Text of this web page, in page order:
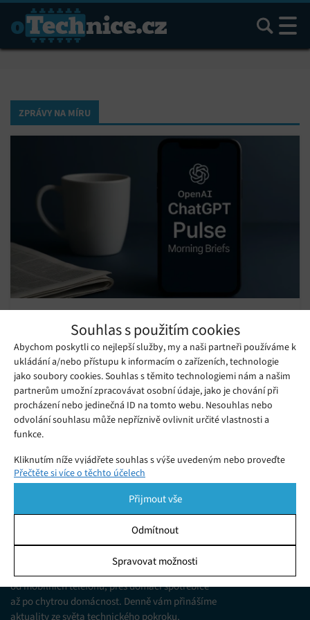
Souhlas s použitím cookies
Abychom poskytli co nejlepší služby, my a naši partneři používáme k
ukládání a/nebo přístupu k informacím o zařízeních, technologie
jako soubory cookies. Souhlas s těmito technologiemi nám a našim
partnerům umožní zpracovávat osobní údaje, jako je chování při
procházení nebo jedinečná ID na tomto webu. Nesouhlas nebo
odvolání souhlasu může nepříznivě ovlivnit určité vlastnosti a
funkce.
Kliknutím níže vyjádřete souhlas s výše uvedeným nebo proveďte
podrobnější rozhodnutí. Vaše volby budou použity pouze na tomto
pomocí přepínačů v Zásadách cookies nebo kliknutím na tlačítko
Spravovat souhlas ve spodní části obrazovky.
Ukládání a/nebo přístup k informacím v zařízení, Porozumění
publiku prostřednictvím statistik nebo kombinací údajů z
různých zdrojů.
Přečtěte si více o těchto účelech
Přijmout vše
Odmítnout
Spravovat možnosti
Hledat
ZPRÁVY NA MÍRU
ranní zprávy na míru
Středa 01. 10. 2025 Ivana
ChatGPT Pulse přináší personalizované ranní přehledy. Tato
novinka spojuje zprávy, e-maily i kalendář do jednoho
asistenta.
Jsme web zajímající se o technologické novinky
od mobilních telefonů, přes domácí spotřebiče
až po chytrou domácnost. Denně vám přinášíme
aktuality ze světa technického pokroku,